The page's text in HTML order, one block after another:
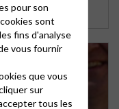
pour son
sont
fins d'analyse
vous fournir
que vous
sur
tous les